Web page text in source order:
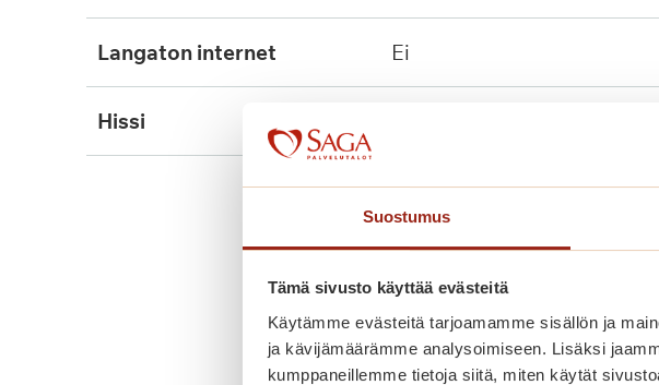
Suostumus
Tämä sivusto käyttää evästeitä
Käytämme evästeitä tarjoamamme sisällön ja
ja kävijämäärämme analysoimiseen. Lisäksi
kumppaneillemme tietoja siitä, miten käytät
langaton internet ei
hissi